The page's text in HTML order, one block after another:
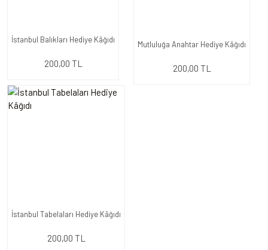
İstanbul Balıkları Hediye Kâğıdı
200,00 TL
Mutluluğa Anahtar Hediye Kâğıdı
200,00 TL
İstanbul Tabelaları Hediye Kâğıdı
200,00 TL